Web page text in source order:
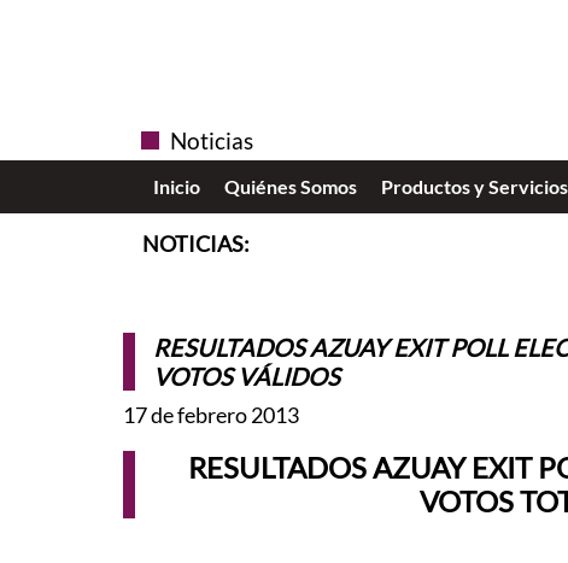
Noticias
Inicio Quiénes Somos Productos y Servicios
NOTICIAS:
RESULTADOS AZUAY EXIT POLL
VOTOS VÁLIDOS
17 de febrero 2013
RESULTADOS AZUAY EXIT
VOTOS